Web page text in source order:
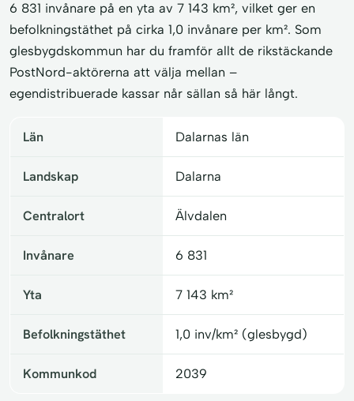
6 831 invånare på en yta av 7 143 km², vilket ger en
befolkningstäthet på cirka 1,0 invånare per km². Som
glesbygdskommun har du framför allt de rikstäckande
PostNord-aktörerna att välja mellan –
egendistribuerade kassar når sällan så här långt.
Län Dalarnas län
Landskap Dalarna
Centralort Älvdalen
Invånare 6 831
Yta 7 143 km²
Befolkningstäthet 1,0 inv/km² (glesbygd)
Kommunkod 2039